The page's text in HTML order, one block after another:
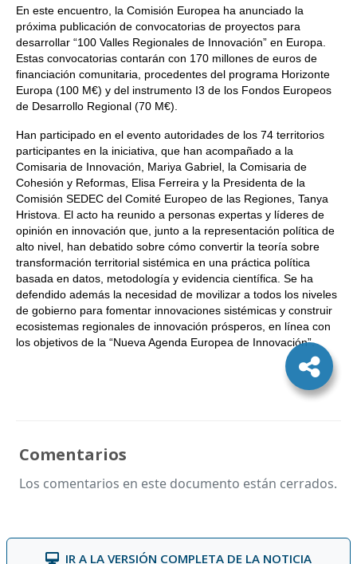
En este encuentro, la Comisión Europea ha anunciado la
próxima publicación de convocatorias de proyectos para
desarrollar “100 Valles Regionales de Innovación” en Europa.
Estas convocatorias contarán con 170 millones de euros de
financiación comunitaria, procedentes del programa Horizonte
Europa (100 M€) y del instrumento I3 de los Fondos Europeos
de Desarrollo Regional (70 M€).
Han participado en el evento autoridades de los 74 territorios
participantes en la iniciativa, que han acompañado a la
Comisaria de Innovación, Mariya Gabriel, la Comisaria de
Cohesión y Reformas, Elisa Ferreira y la Presidenta de la
Comisión SEDEC del Comité Europeo de las Regiones, Tanya
Hristova. El acto ha reunido a personas expertas y líderes de
opinión en innovación que, junto a la representación política de
alto nivel, han debatido sobre cómo convertir la teoría sobre
transformación territorial sistémica en una práctica política
basada en datos, metodología y evidencia científica. Se ha
defendido además la necesidad de movilizar a todos los niveles
de gobierno para fomentar innovaciones sistémicas y construir
ecosistemas regionales de innovación prósperos, en línea con
los objetivos de la “Nueva Agenda Europea de Innovación”.
Comentarios
Los comentarios en este documento están cerrados.
IR A LA VERSIÓN COMPLETA DE LA NOTICIA